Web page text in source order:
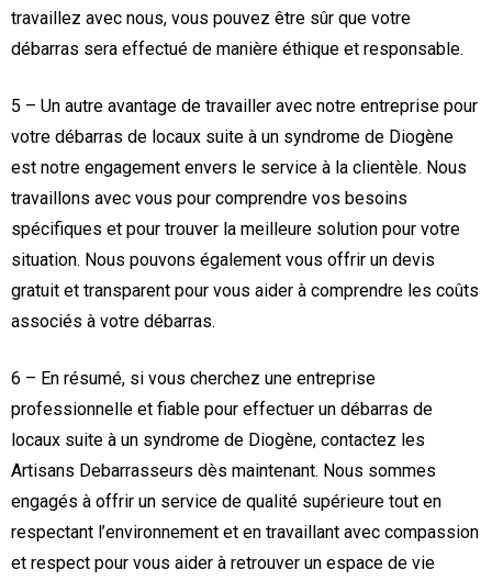
travaillez avec nous, vous pouvez être sûr que votre
débarras sera effectué de manière éthique et responsable.
5 – Un autre avantage de travailler avec notre entreprise pour
votre débarras de locaux suite à un syndrome de Diogène
est notre engagement envers le service à la clientèle. Nous
travaillons avec vous pour comprendre vos besoins
spécifiques et pour trouver la meilleure solution pour votre
situation. Nous pouvons également vous offrir un devis
gratuit et transparent pour vous aider à comprendre les coûts
associés à votre débarras.
6 – En résumé, si vous cherchez une entreprise
professionnelle et fiable pour effectuer un débarras de
locaux suite à un syndrome de Diogène, contactez les
Artisans Debarrasseurs dès maintenant. Nous sommes
engagés à offrir un service de qualité supérieure tout en
respectant l’environnement et en travaillant avec compassion
et respect pour vous aider à retrouver un espace de vie